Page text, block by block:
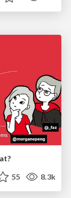
55 8.3k